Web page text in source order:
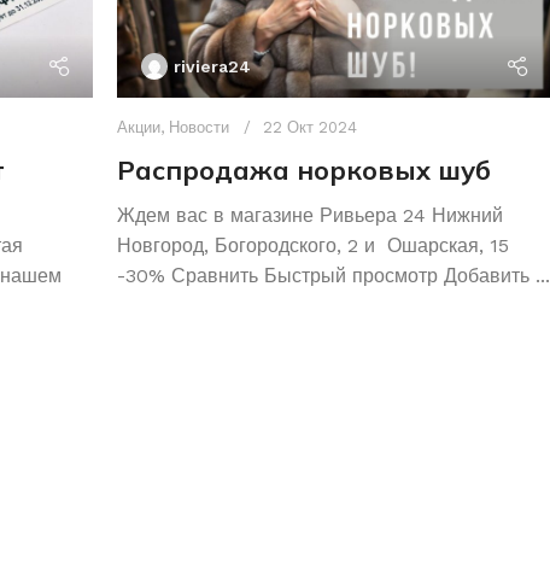
нашем
riviera24
Акции, Новости 22 Окт 2024
Распродажа норковых шуб
Ждем вас в магазине Ривьера 24 Нижний
Новгород, Богородского, 2 и Ошарская, 15
-30% Сравнить Быстрый просмотр Добавить ...